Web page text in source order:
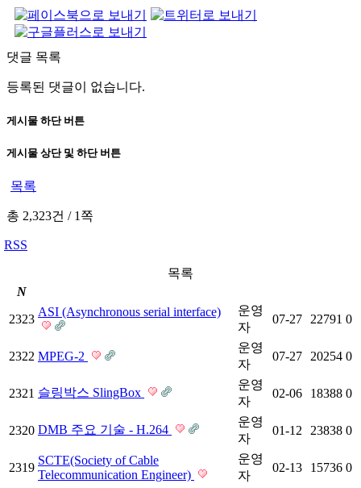
댓글 목록
등록된 댓글이 없습니다.
게시물 하단 버튼
게시물 상단 및 하단 버튼
목록
총 2,323건 /1쪽
RSS
목록
N
2323
ASI (Asynchronous serial interface)
운영
자
07-27 22791 0
2322 MPEG-2
운영
자
07-27 20254 0
2321 슬링박스 SlingBox
운영
자
02-06 18388 0
2320 DMB 주요 기술 - H.264
운영
자
01-12 23838 0
2319
SCTE(Society of Cable
Telecommunication Engineer)
운영
자
02-13 15736 0